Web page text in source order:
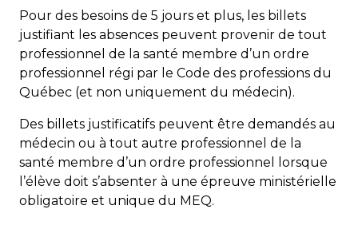
Pour des besoins de 5 jours et plus, les billets
justifiant les absences peuvent provenir de tout
professionnel de la santé membre d’un ordre
professionnel régi par le Code des professions du
Québec (et non uniquement du médecin).
Des billets justificatifs peuvent être demandés au
médecin ou à tout autre professionnel de la
santé membre d’un ordre professionnel lorsque
l’élève doit s’absenter à une épreuve ministérielle
obligatoire et unique du MEQ.